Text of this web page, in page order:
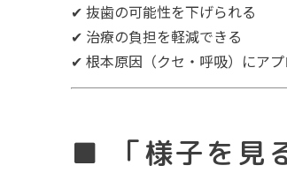
✔ 抜歯の可能性を下げられる
✔ 治療の負担を軽減できる
✔ 根本原因（クセ・呼吸）にア
■ 「様子を見